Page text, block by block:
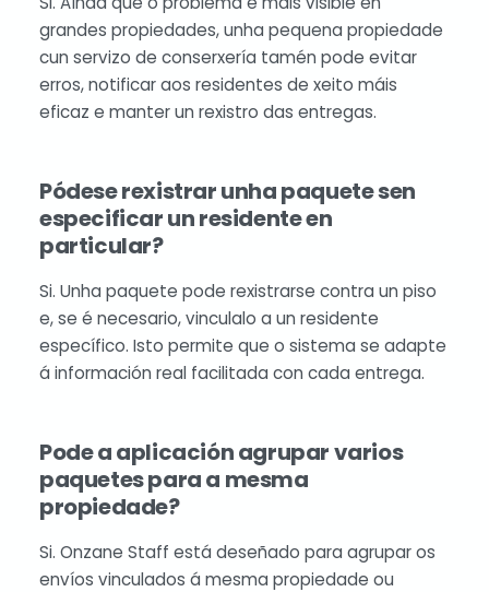
grandes propiedades, unha pequena propiedade
cun servizo de conserxería tamén pode evitar
erros, notificar aos residentes de xeito máis
eficaz e manter un rexistro das entregas.
Pódese rexistrar unha paquete sen
especificar un residente en
particular?
Si. Unha paquete pode rexistrarse contra un piso
e, se é necesario, vinculalo a un residente
específico. Isto permite que o sistema se adapte
á información real facilitada con cada entrega.
Pode a aplicación agrupar varios
paquetes para a mesma
propiedade?
Si. Onzane Staff está deseñado para agrupar os
envíos vinculados á mesma propiedade ou